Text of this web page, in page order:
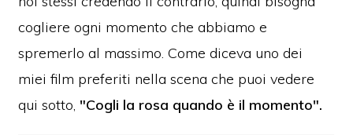
cogliere ogni momento che abbiamo e
spremerlo al massimo. Come diceva uno dei
miei film preferiti nella scena che puoi vedere
qui sotto, "Cogli la rosa quando è il momento".